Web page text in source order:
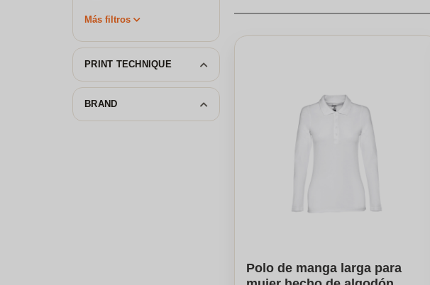
Más filtros
PRINT TECHNIQUE
BRAND
Polo de manga larga para